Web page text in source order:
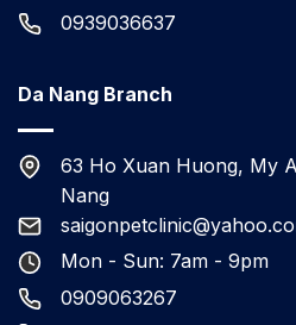
0939036637
Da Nang Branch
63 Ho Xuan Huong, My
Nang
Mon - Sun: 7am - 9pm
0909063267